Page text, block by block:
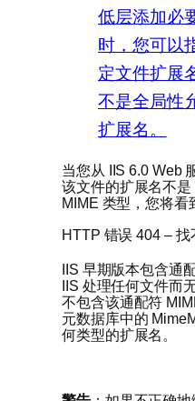
低层添加必
时，您可以
定文件扩展
不是全局性
扩展名。
当您从 IIS 6.0 Web
该文件的扩展名不
MIME 类型，您将看
HTTP 错误 404 – 找
IIS 早期版本包含通
IIS 处理任何文件而
不包含该通配符
元数据库中的
何类型的扩展名。